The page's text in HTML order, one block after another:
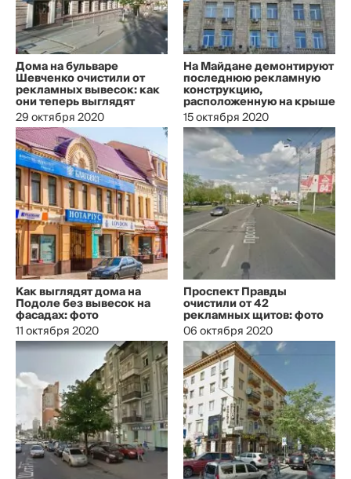
Дома на бульваре
Шевченко очистили от
рекламных вывесок: как
они теперь выглядят
29 октября 2020
На Майдане демонтируют
последнюю рекламную
конструкцию,
расположенную на крыше
15 октября 2020
Как выглядят дома на
Подоле без вывесок на
фасадах: фото
11 октября 2020
Проспект Правды
очистили от 42
рекламных щитов: фото
06 октября 2020